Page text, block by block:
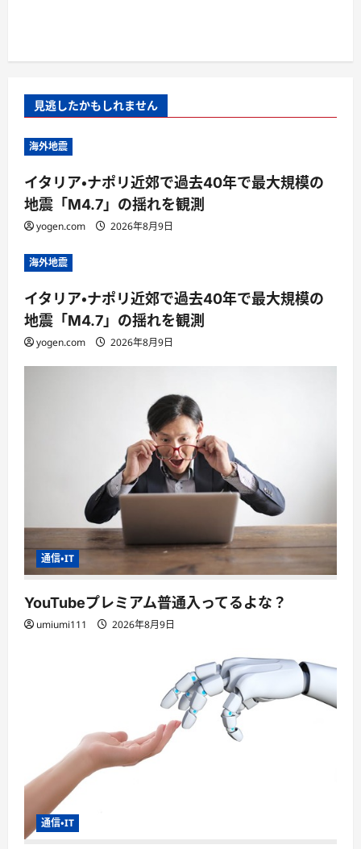
見逃したかもしれません
海外地震
イタリア・ナポリ近郊で過去40年で最大規模の
地震「M4.7」の揺れを観測
yogen.com 2026年8月9日
海外地震
イタリア・ナポリ近郊で過去40年で最大規模の
地震「M4.7」の揺れを観測
yogen.com 2026年8月9日
通信・IT
YouTubeプレミアム普通入ってるよな？
umiumi111 2026年8月9日
通信・IT